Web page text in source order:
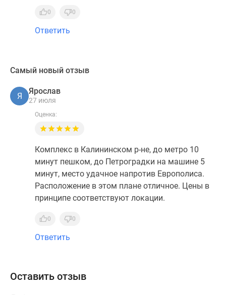
0 0
Ответить
Самый новый отзыв
Я
Ярослав
27 июля
Оценка:
Комплекс в Калининском р-не, до метро 10
минут пешком, до Петроградки на машине 5
минут, место удачное напротив Европолиса.
Расположение в этом плане отличное. Цены в
принципе соответствуют локации.
0 0
Ответить
Оставить отзыв